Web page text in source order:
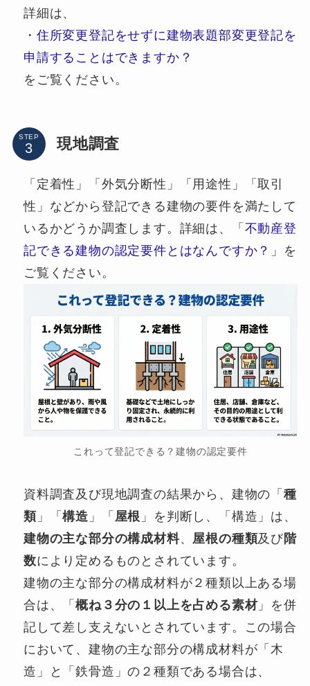
詳細は、
・ 住所変更登記をせずに建物表題部変更登記を
申請することはできますか？
をご覧ください。
STEP 現地調査
「定着性」「外気分断性」「用途性」「取引
性」などから登記できる建物の要件を満たして
いるかどうか調査します。詳細は、「 不動産登
記できる建物の認定要件とはなんですか？ 」を
ご覧ください。
これって登記できる？建物の認定要件
資料調査及び現地調査の結果から、建物の「種
類 」「構造 」「 屋根 」を判断し、「構造」は、
建物の主な部分の構成材料、 屋根の種類及び階
数により定めるものとされています。
建物の主な部分の構成材料が２種類以上ある場
合は、「概ね３分の１以上を占める素材」を併
記して差し支えないとされています。この場合
において、建物の主な部分の構成材料が「木
造」と「鉄骨造」の２種類である場合は、